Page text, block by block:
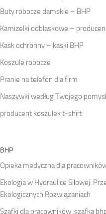
Buty robocze damskie – BHP
Kamizelki odblaskowe –
Kask ochronny – kaski BHP
Koszule robocze
Pranie na telefon dla firm
Naszywki według Twojego
producent koszulek t-shirt
BHP
Opieka medyczna dla
Ekologia w Hydraulice Siłowej:
Ekologicznych Rozwiązaniach
Szafki dla pracowników, szafka